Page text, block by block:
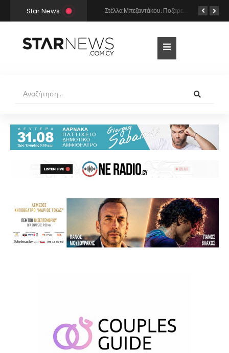
Star News Στέλλα Μπεζαντάκου: Ποζάρει χωρίς φίλτρα και δίνει μια αποστομωτική απάντηση στις γυναίκες που την κράζουν